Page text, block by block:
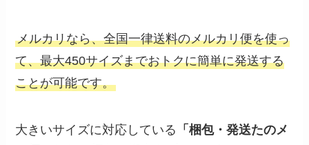
メルカリなら、全国一律送料のメルカリ便を使っ
て、最大450サイズまでおトクに簡単に発送する
ことが可能です。
大きいサイズに対応している 「梱包・発送たのメ